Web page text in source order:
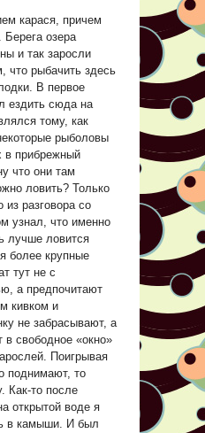
карася, причем
Берега озера
и так заросли
рыбачить здесь
В первое
ездить сюда на
тому, как
рыболовы
в прибрежный
что они там
ловить? Только
из разговора со
узнал, что именно
лучше ловится
более крупные
тут не с
а предпочитают
кивком и
не забрасывают, а
в свободное «окно»
Поигрывая
поднимают, то
Как-то после
открытой воде я
в камыши. И был